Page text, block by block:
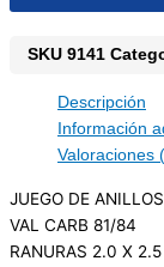
SKU 9141
Descripción
Información
Valoraciones
JUEGO DE
VAL CARB 81/84
RANURAS 2.0 X